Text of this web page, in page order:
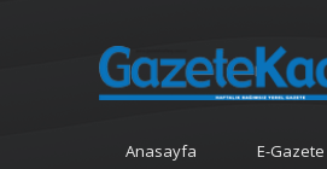
Anasayfa E-Gazete